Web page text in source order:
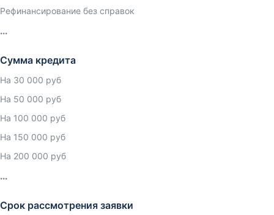
Рефинансирование без справок
Сумма кредита
На 30 000 руб
На 50 000 руб
На 100 000 руб
На 150 000 руб
На 200 000 руб
Срок рассмотрения заявки